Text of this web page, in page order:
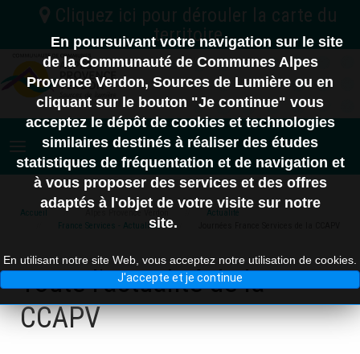
Digne-les-Bains
C.C. Vallée de l'Ubaye Serre-Ponçon
C.C. Alpes d'Azur
83
Nord
Accueil Alpes Provence Verdon
Actualité
France Services - Actualités
Toute l'actualité de la
CCAPV
En poursuivant votre navigation sur le site
de la Communauté de Communes Alpes
Provence Verdon, Sources de Lumière ou en
cliquant sur le bouton "Je continue" vous
acceptez le dépôt de cookies et technologies
similaires destinés à réaliser des études
statistiques de fréquentation et de navigation et
à vous proposer des services et des offres
adaptés à l'objet de votre visite sur notre
site.
En utilisant notre site Web, vous acceptez notre utilisation de cookies.
J'accepte et je continue